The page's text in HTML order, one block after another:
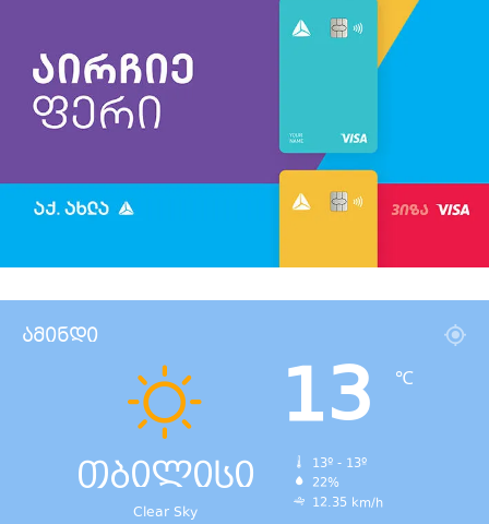
ამინდი
თბილისი
Clear Sky
13 ℃
13º - 13º
22%
12.35 km/h